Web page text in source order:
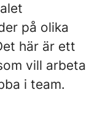
på olika
här är ett
vill arbeta
i team.